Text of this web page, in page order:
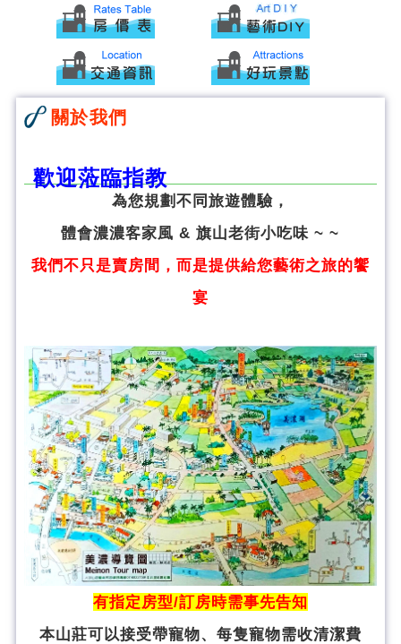
關於我們
歡迎蒞臨指教
為您規劃不同旅遊體驗，
體會濃濃客家風 & 旗山老街小吃味 ~ ~
我們不只是賣房間，而是提供給您藝術之旅的饗
宴
有指定房型/訂房時需事先告知
本山莊可以接受帶寵物、 每隻寵物需收清潔費